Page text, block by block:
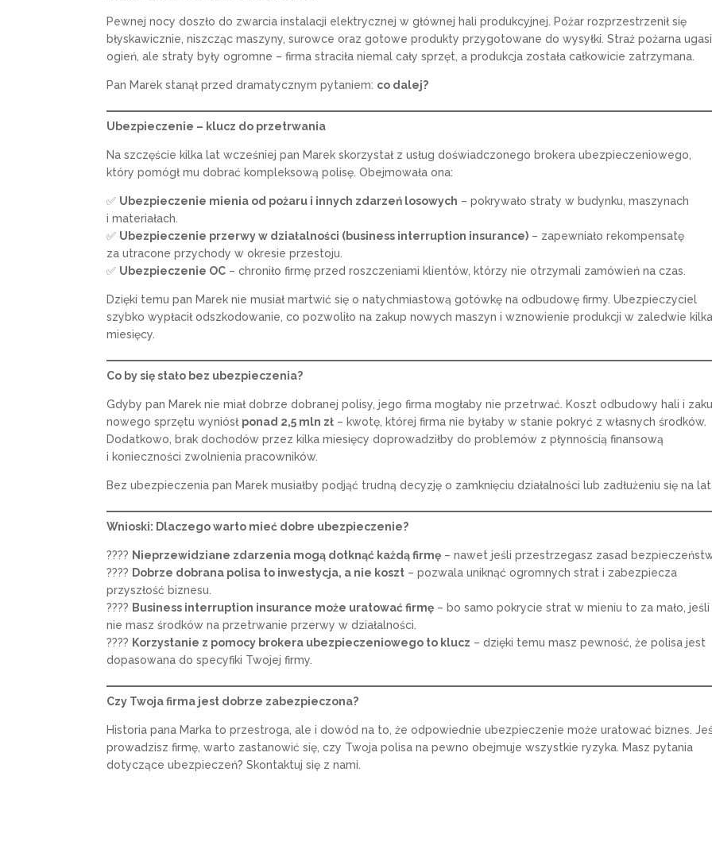
Pewnej nocy doszło do zwarcia instalacji elektrycznej w głównej hali produkcyjnej. Pożar rozprzestrzenił się
błyskawicznie, niszcząc maszyny, surowce oraz gotowe produkty przygotowane do wysyłki. Straż pożarna
ogień, ale straty były ogromne – firma straciła niemal cały sprzęt, a produkcja została całkowicie zatrzymana.
Pan Marek stanął przed dramatycznym pytaniem: co dalej?
Ubezpieczenie – klucz do przetrwania
Na szczęście kilka lat wcześniej pan Marek skorzystał z usług doświadczonego brokera ubezpieczeniowego,
który pomógł mu dobrać kompleksową polisę. Obejmowała ona:
✅ Ubezpieczenie mienia od pożaru i innych zdarzeń losowych – pokrywało straty w budynku, maszynach
i materiałach.
✅ Ubezpieczenie przerwy w działalności (business interruption insurance) – zapewniało rekompensatę
za utracone przychody w okresie przestoju.
✅ Ubezpieczenie OC – chroniło firmę przed roszczeniami klientów, którzy nie otrzymali zamówień na czas.
Dzięki temu pan Marek nie musiał martwić się o natychmiastową gotówkę na odbudowę firmy. Ubezpieczyciel
szybko wypłacił odszkodowanie, co pozwoliło na zakup nowych maszyn i wznowienie produkcji w zaledwie
miesięcy.
Co by się stało bez ubezpieczenia?
Gdyby pan Marek nie miał dobrze dobranej polisy, jego firma mogłaby nie przetrwać. Koszt odbudowy hali i
nowego sprzętu wyniósł ponad 2,5 mln zł – kwotę, której firma nie byłaby w stanie pokryć z własnych środków.
Dodatkowo, brak dochodów przez kilka miesięcy doprowadziłby do problemów z płynnością finansową
i konieczności zwolnienia pracowników.
Bez ubezpieczenia pan Marek musiałby podjąć trudną decyzję o zamknięciu działalności lub zadłużeniu się na
Wnioski: Dlaczego warto mieć dobre ubezpieczenie?
???? Nieprzewidziane zdarzenia mogą dotknąć każdą firmę – nawet jeśli przestrzegasz zasad
???? Dobrze dobrana polisa to inwestycja, a nie koszt – pozwala uniknąć ogromnych strat i zabezpiecza
przyszłość biznesu.
???? Business interruption insurance może uratować firmę – bo samo pokrycie strat w mieniu to za mało, jeśli
nie masz środków na przetrwanie przerwy w działalności.
???? Korzystanie z pomocy brokera ubezpieczeniowego to klucz – dzięki temu masz pewność, że polisa jest
dopasowana do specyfiki Twojej firmy.
Czy Twoja firma jest dobrze zabezpieczona?
Historia pana Marka to przestroga, ale i dowód na to, że odpowiednie ubezpieczenie może uratować biznes.
prowadzisz firmę, warto zastanowić się, czy Twoja polisa na pewno obejmuje wszystkie ryzyka. Masz pytania
dotyczące ubezpieczeń? Skontaktuj się z nami.